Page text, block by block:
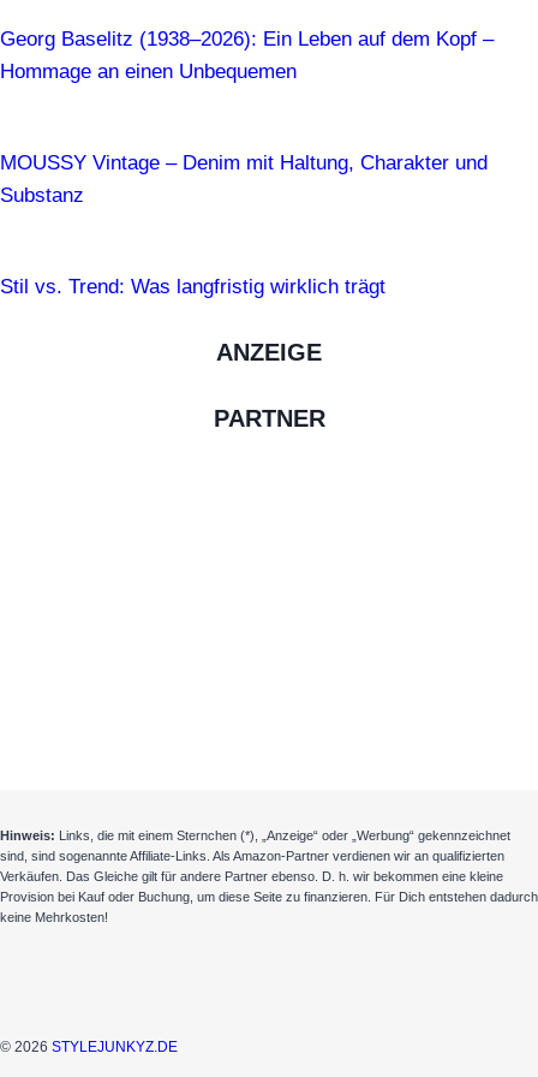
Georg Baselitz (1938–2026): Ein Leben auf dem Kopf –
Hommage an einen Unbequemen
MOUSSY Vintage – Denim mit Haltung, Charakter und
Substanz
Stil vs. Trend: Was langfristig wirklich trägt
ANZEIGE
PARTNER
Hinweis: Links, die mit einem Sternchen (*), „Anzeige“ oder „Werbung“ gekennzeichnet
sind, sind sogenannte Affiliate-Links. Als Amazon-Partner verdienen wir an qualifizierten
Verkäufen. Das Gleiche gilt für andere Partner ebenso. D. h. wir bekommen eine kleine
Provision bei Kauf oder Buchung, um diese Seite zu finanzieren. Für Dich entstehen dadurch
keine Mehrkosten!
© 2026 STYLEJUNKYZ.DE